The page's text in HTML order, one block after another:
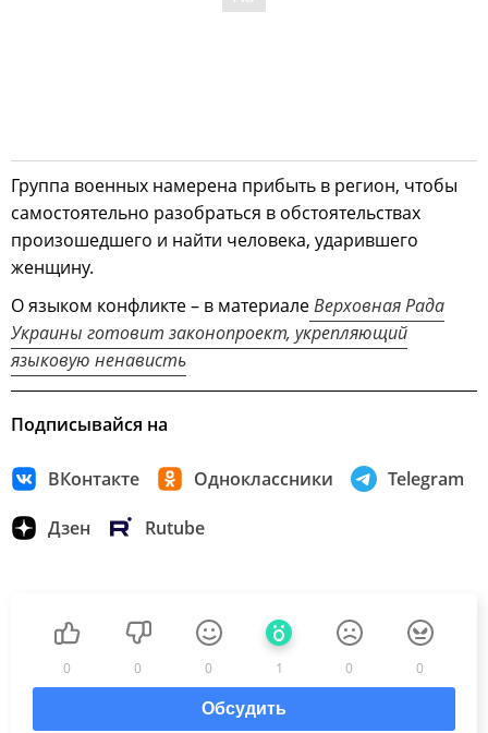
Группа военных намерена прибыть в регион, чтобы
самостоятельно разобраться в обстоятельствах
произошедшего и найти человека, ударившего
женщину.
О языком конфликте – в материалеВерховная Рада
Украины готовит законопроект, укрепляющий
языковую ненависть
Подписывайся на
ВКонтакте Одноклассники Telegram
Дзен Rutube
0 0 0 1 0 0
Обсудить